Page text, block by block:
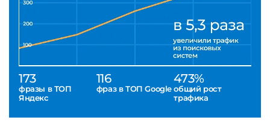
173
фразы в ТОП
Яндекс
116
фраз в ТОП Google
473%
общий рост
трафика